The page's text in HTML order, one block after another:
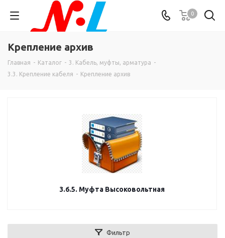
0
Крепление архив
Главная - Каталог - 3. Кабель, муфты, арматура -
3.3. Крепление кабеля - Крепление архив
3.6.5. Муфта Высоковольтная
Фильтр